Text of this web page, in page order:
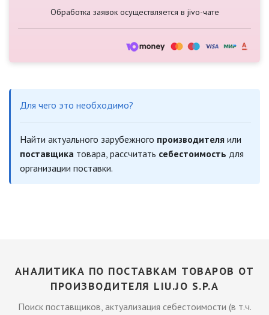
Обработка заявок осуществляется в jivo-чате
Для чего это необходимо?
Найти актуального зарубежного производителя или
поставщика товара, рассчитать себестоимость для
организации поставки.
АНАЛИТИКА ПО ПОСТАВКАМ ТОВАРОВ ОТ
ПРОИЗВОДИТЕЛЯ LIU.JO S.P.A
Поиск поставщиков, актуализация себестоимости (в т.ч.